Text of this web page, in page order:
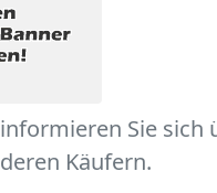
Sie sich
Käufern.